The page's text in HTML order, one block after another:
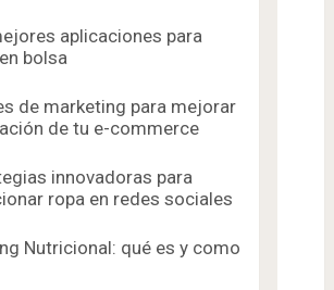
aplicaciones para
bolsa
de marketing para mejorar
de tu e-commerce
innovadoras para
ropa en redes sociales
Nutricional: qué es y como